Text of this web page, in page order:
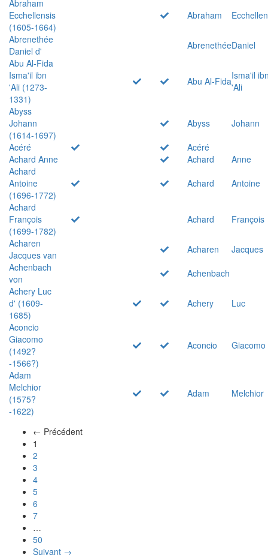
Abraham
Ecchellensis
(1605-1664)
Abraham
Abrenethée
Daniel d'
AbrenethéeDaniel
Abu Al-Fida
Isma'il ibn
'Ali (1273-
1331)
Abu Al-FidaIsma'il
'Ali
Abyss
Johann
(1614-1697)
Abyss
Johann
Acéré
Acéré
Achard Anne
Achard
Anne
Achard
Antoine
(1696-1772)
Achard
Antoine
Achard
François
(1699-1782)
Achard
François
Acharen
Jacques van
Acharen
Jacques
Achenbach
von
Achenbach
Achery Luc
d' (1609-
1685)
Achery
Luc
Aconcio
Giacomo
(1492?
-1566?)
Aconcio Giacomo
Adam
Melchior
(1575?
-1622)
Adam Melchior
← Précédent
1
2
3
4
5
6
7
…
50
Suivant →